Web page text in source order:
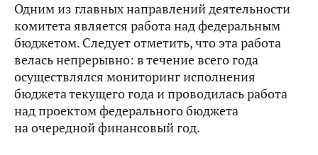
Одним из главных направлений деятельности
комитета является работа над федеральным
бюджетом. Следует отметить, что эта работа
велась непрерывно: в течение всего года
осуществлялся мониторинг исполнения
бюджета текущего года и проводилась работа
над проектом федерального бюджета
на очередной финансовый год.